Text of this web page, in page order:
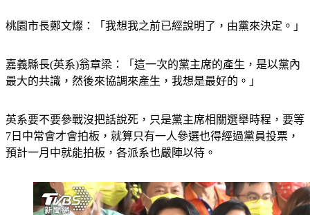
桃園市長鄭文燦：「我想我之前已經說明了，由黨來決定。」
嘉義縣長(英系)翁章梁：「這一次的黨主席的產生，是以黨內
最大的共識，然後來協調來產生，我想是最好的。」
英系要不要參戰沒把話說死，只是黨主席相關選舉時程，要等
7日中常會才會拍板，就算只有一人參選也得經過黨員投票，
預計一月中就能拍板，各派系也嚴陣以待。